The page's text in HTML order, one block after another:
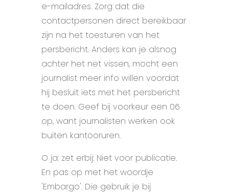
e-mailadres. Zorg dat die
contactpersonen direct bereikbaar
zijn na het toesturen van het
persbericht. Anders kan je alsnog
achter het net vissen, mocht een
journalist meer info willen voordat
hij besluit iets met het persbericht
te doen. Geef bij voorkeur een 06
op, want journalisten werken ook
buiten kantooruren.
O ja: zet erbij: Niet voor publicatie.
En pas op met het woordje
'Embargo'. Die gebruik je bij